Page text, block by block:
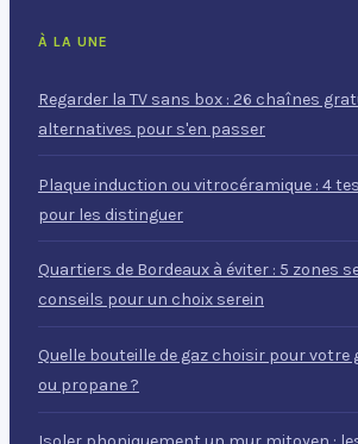
À LA UNE
Regarder la TV sans box : 26 chaînes
alternatives pour s'en passer
Plaque induction ou vitrocéramique : 4
pour les distinguer
Quartiers de Bordeaux à éviter : 5 zones
conseils pour un choix serein
Quelle bouteille de gaz choisir pour votre
ou propane ?